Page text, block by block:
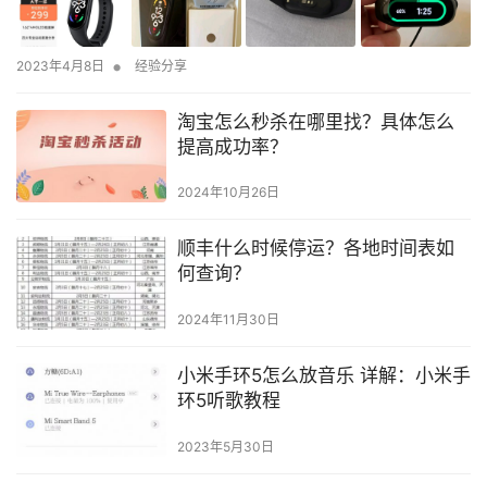
2023年4月8日 • 经验分享
淘宝怎么秒杀在哪里找？具体怎么
提高成功率？
2024年10月26日
顺丰什么时候停运？各地时间表如
何查询？
2024年11月30日
小米手环5怎么放音乐 详解：小米手
环5听歌教程
2023年5月30日